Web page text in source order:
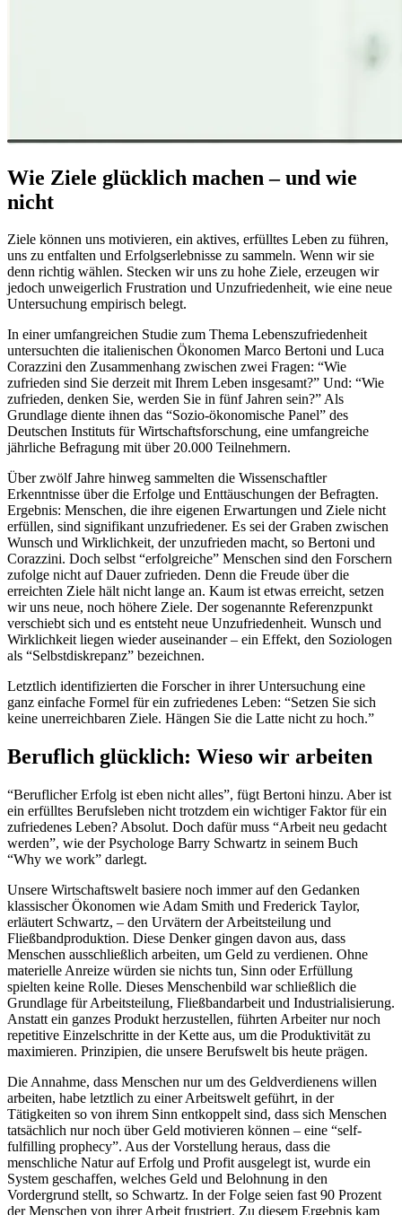
Wie Ziele glücklich machen – und wie
nicht
Ziele können uns motivieren, ein aktives, erfülltes Leben zu führen,
uns zu entfalten und Erfolgserlebnisse zu sammeln. Wenn wir sie
denn richtig wählen. Stecken wir uns zu hohe Ziele, erzeugen wir
jedoch unweigerlich Frustration und Unzufriedenheit, wie eine neue
Untersuchung empirisch belegt.
In einer umfangreichen Studie zum Thema Lebenszufriedenheit
untersuchten die italienischen Ökonomen Marco Bertoni und Luca
Corazzini den Zusammenhang zwischen zwei Fragen: “Wie
zufrieden sind Sie derzeit mit Ihrem Leben insgesamt?” Und: “Wie
zufrieden, denken Sie, werden Sie in fünf Jahren sein?” Als
Grundlage diente ihnen das “Sozio-ökonomische Panel” des
Deutschen Instituts für Wirtschaftsforschung, eine umfangreiche
jährliche Befragung mit über 20.000 Teilnehmern.
Über zwölf Jahre hinweg sammelten die Wissenschaftler
Erkenntnisse über die Erfolge und Enttäuschungen der Befragten.
Ergebnis: Menschen, die ihre eigenen Erwartungen und Ziele nicht
erfüllen, sind signifikant unzufriedener. Es sei der Graben zwischen
Wunsch und Wirklichkeit, der unzufrieden macht, so Bertoni und
Corazzini. Doch selbst “erfolgreiche” Menschen sind den Forschern
zufolge nicht auf Dauer zufrieden. Denn die Freude über die
erreichten Ziele hält nicht lange an. Kaum ist etwas erreicht, setzen
wir uns neue, noch höhere Ziele. Der sogenannte Referenzpunkt
verschiebt sich und es entsteht neue Unzufriedenheit. Wunsch und
Wirklichkeit liegen wieder auseinander – ein Effekt, den Soziologen
als “Selbstdiskrepanz” bezeichnen.
Letztlich identifizierten die Forscher in ihrer Untersuchung eine
ganz einfache Formel für ein zufriedenes Leben: “Setzen Sie sich
keine unerreichbaren Ziele. Hängen Sie die Latte nicht zu hoch.”
Beruflich glücklich: Wieso wir arbeiten
“Beruflicher Erfolg ist eben nicht alles”, fügt Bertoni hinzu. Aber ist
ein erfülltes Berufsleben nicht trotzdem ein wichtiger Faktor für ein
zufriedenes Leben? Absolut. Doch dafür muss “Arbeit neu gedacht
werden”, wie der Psychologe Barry Schwartz in seinem Buch
“Why we work” darlegt.
Unsere Wirtschaftswelt basiere noch immer auf den Gedanken
klassischer Ökonomen wie Adam Smith und Frederick Taylor,
erläutert Schwartz, – den Urvätern der Arbeitsteilung und
Fließbandproduktion. Diese Denker gingen davon aus, dass
Menschen ausschließlich arbeiten, um Geld zu verdienen. Ohne
materielle Anreize würden sie nichts tun, Sinn oder Erfüllung
spielten keine Rolle. Dieses Menschenbild war schließlich die
Grundlage für Arbeitsteilung, Fließbandarbeit und Industrialisierung.
Anstatt ein ganzes Produkt herzustellen, führten Arbeiter nur noch
repetitive Einzelschritte in der Kette aus, um die Produktivität zu
maximieren. Prinzipien, die unsere Berufswelt bis heute prägen.
Die Annahme, dass Menschen nur um des Geldverdienens willen
arbeiten, habe letztlich zu einer Arbeitswelt geführt, in der
Tätigkeiten so von ihrem Sinn entkoppelt sind, dass sich Menschen
tatsächlich nur noch über Geld motivieren können – eine “self-
fulfilling prophecy”. Aus der Vorstellung heraus, dass die
menschliche Natur auf Erfolg und Profit ausgelegt ist, wurde ein
System geschaffen, welches Geld und Belohnung in den
Vordergrund stellt, so Schwartz. In der Folge seien fast 90 Prozent
der Menschen von ihrer Arbeit frustriert. Zu diesem Ergebnis kam